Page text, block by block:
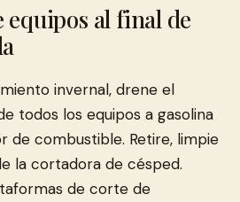
equipos al final de
invernal, drene el
todos los equipos a gasolina
de combustible. Retire, limpie
la cortadora de césped.
de corte de